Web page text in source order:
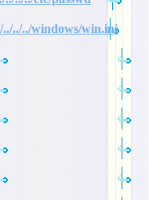
../../../windows/win.ini